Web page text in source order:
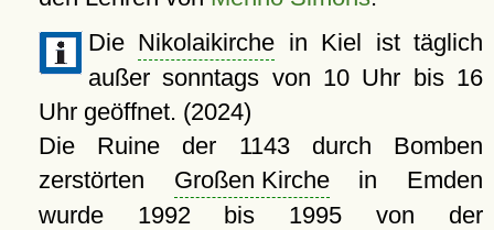
Die Nikolaikirche in Kiel ist täglich
außer sonntags von 10 Uhr bis 16
Uhr geöffnet. (2024)
Die Ruine der 1143 durch Bomben
zerstörten Großen Kirchein Emden
wurde 1992 bis 1995 von der